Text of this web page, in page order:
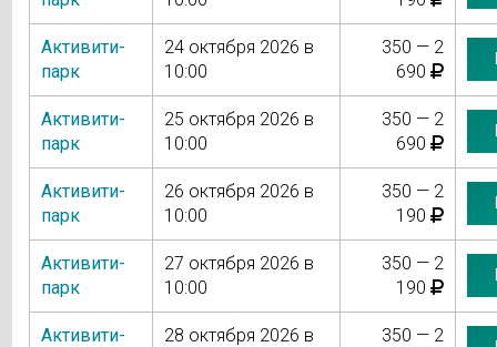
Активити-
парк
24 октября 2026 в
10:00
350 — 2
690
Активити-
парк
25 октября 2026 в
10:00
350 — 2
690
Активити-
парк
26 октября 2026 в
10:00
350 — 2
190
Активити-
парк
27 октября 2026 в
10:00
350 — 2
190
Активити-
28 октября 2026 в
350 — 2